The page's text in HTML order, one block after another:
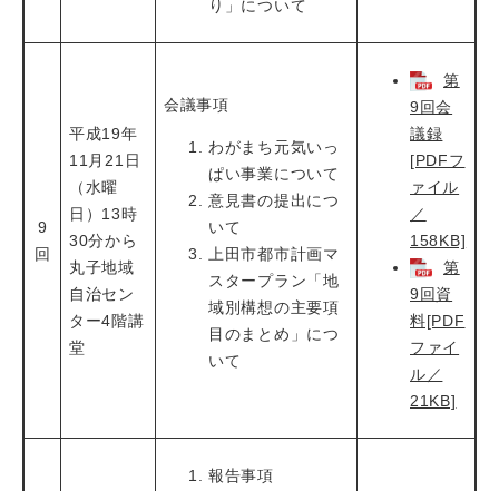
り」について
9
回
平成19年
11月21日
（水曜
日）13時
30分から
丸子地域
自治セン
ター4階講
堂
会議事項
わがまち元気いっ
ぱい事業について
意見書の提出につ
いて
上田市都市計画マ
スタープラン「地
域別構想の主要項
目のまとめ」につ
いて
第
9回会
議録
[PDFフ
ァイル
／
158KB]
第
9回資
料[PDF
ファイ
ル／
21KB]
報告事項